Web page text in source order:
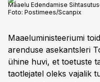
Maaelu Edendamise
Foto: Postimees/Scanpix
Maaeluministeeriumi
arenduse asekantsleri
ühine huvi, et toetuste
taotlejatel oleks vajalik